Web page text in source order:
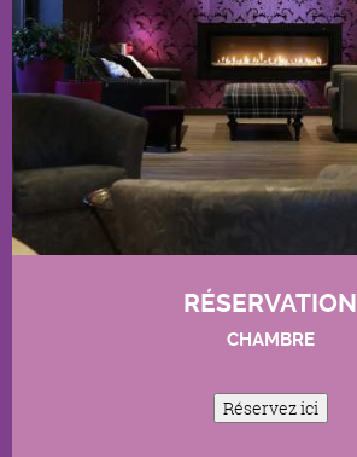
RÉSERVATION
CHAMBRE
Réservez ici